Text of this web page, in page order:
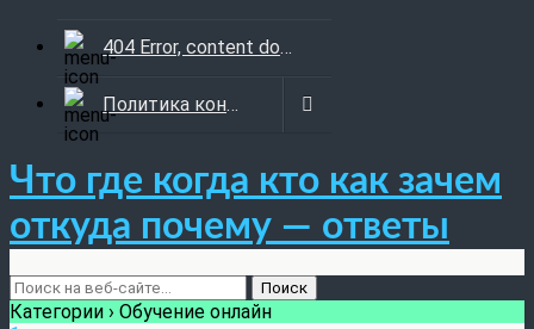
404 Error, content does not exist anymore
Политика конфиденциальности
Что где когда кто как зачем
откуда почему — ответы
Категории › Обучение онлайн